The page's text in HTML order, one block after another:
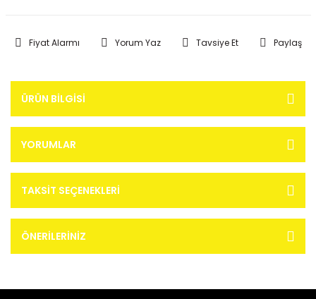
Fiyat Alarmı Yorum Yaz Tavsiye Et Paylaş
ÜRÜN BILGISI
YORUMLAR
TAKSIT SEÇENEKLERI
ÖNERILERINIZ